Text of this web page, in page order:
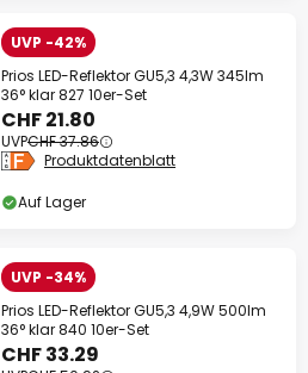
UVP -42%
Prios LED-Reflektor GU5,3 4,3W 345lm
36° klar 827 10er-Set
CHF 21.80
UVPCHF 37.86
Produktdatenblatt
Auf Lager
UVP -34%
Prios LED-Reflektor GU5,3 4,9W 500lm
36° klar 840 10er-Set
CHF 33.29